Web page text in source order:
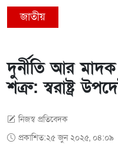
জাতীয়
দুর্নীতি আর
শত্রু: স্বরাষ্ট্র
নিজস্ব প্রতিবেদক
প্রকাশিত:২৫ জুন ২০২৫, ০৪:০৯